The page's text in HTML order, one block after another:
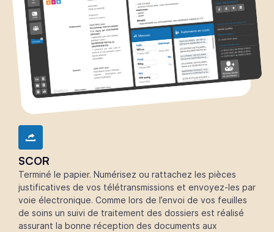
SCOR
Terminé le papier. Numérisez ou rattachez les pièces
justificatives de vos télétransmissions et envoyez-les par
voie électronique. Comme lors de l’envoi de vos feuilles
de soins un suivi de traitement des dossiers est réalisé
assurant la bonne réception des documents aux